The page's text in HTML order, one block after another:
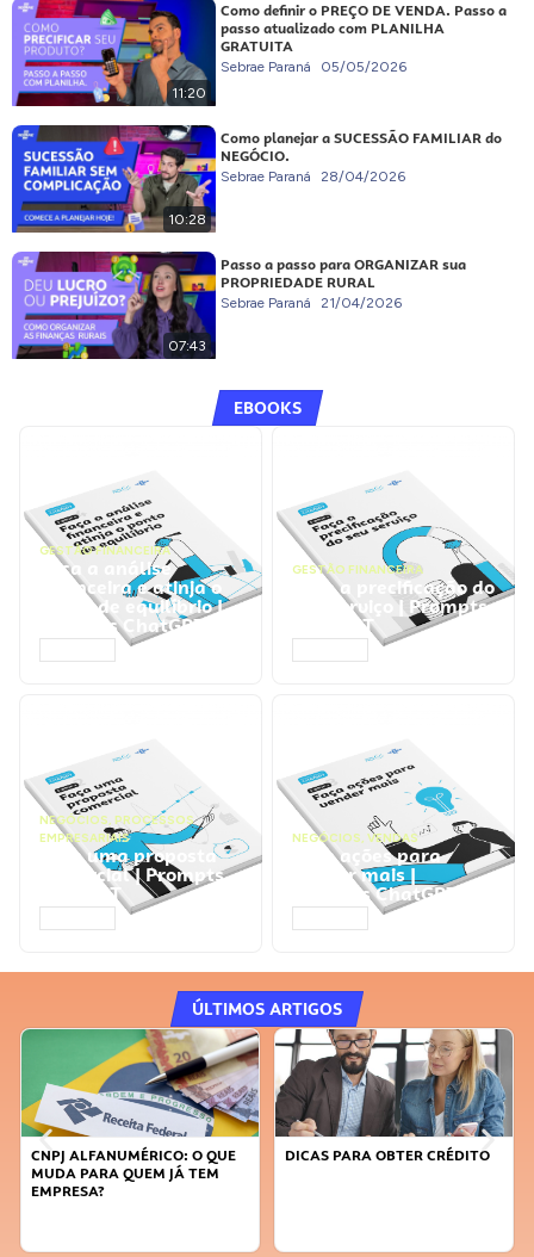
11:20
Como definir o PREÇO DE VENDA. Passo a
passo atualizado com PLANILHA
GRATUITA
Sebrae Paraná 05/05/2026
10:28
Como planejar a SUCESSÃO FAMILIAR do
NEGÓCIO.
Sebrae Paraná 28/04/2026
07:43
Passo a passo para ORGANIZAR sua
PROPRIEDADE RURAL
Sebrae Paraná 21/04/2026
EBOOKS
GESTÃO FINANCEIRA
Faça a análise
financeira e atinja o
ponto de equilíbrio |
Prompts ChatGPT
GESTÃO FINANCEIRA
Faça a precificação do
seu serviço | Prompts
ChatGPT
NEGÓCIOS, PROCESSOS
EMPRESARIAIS
Faça uma proposta
comercial | Prompts
ChatGPT
NEGÓCIOS, VENDAS
Faça ações para
vender mais |
Prompts ChatGPT
ÚLTIMOS ARTIGOS
CNPJ ALFANUMÉRICO: O QUE
MUDA PARA QUEM JÁ TEM
EMPRESA?
DICAS PARA OBTER CRÉDITO